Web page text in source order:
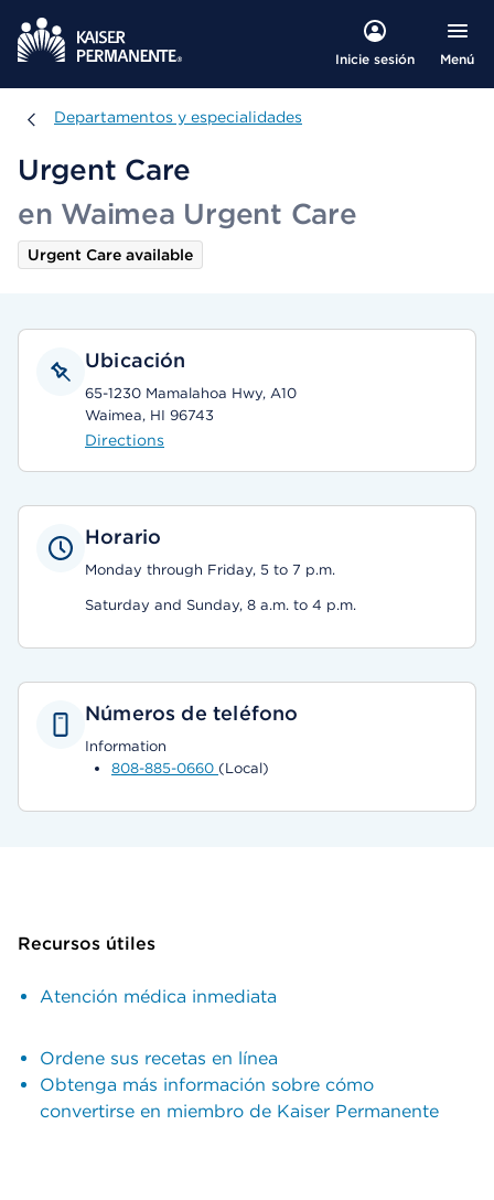
Inicie sesión Menú
Departamentos y especialidades
Departamentos y especialidades
Urgent Care
en Waimea Urgent Care
Urgent Care available
Ubicación
65-1230 Mamalahoa Hwy, A10
Waimea, HI 96743
Directions
Horario
Monday through Friday, 5 to 7 p.m.
Saturday and Sunday, 8 a.m. to 4 p.m.
Números de teléfono
Information
808-885-0660 (Local)
Recursos útiles
Atención médica inmediata
Ordene sus recetas en línea
Obtenga más información sobre cómo
convertirse en miembro de Kaiser Permanente